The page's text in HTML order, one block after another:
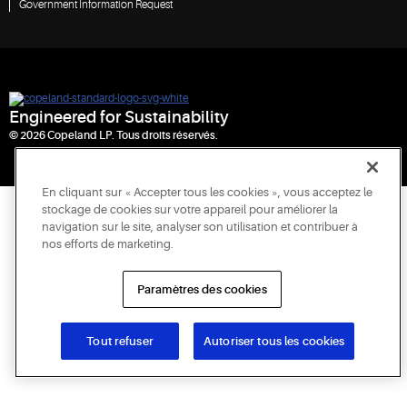
Government Information Request
Engineered for Sustainability
© 2026 Copeland LP. Tous droits réservés.
En cliquant sur « Accepter tous les cookies », vous acceptez le
stockage de cookies sur votre appareil pour améliorer la
navigation sur le site, analyser son utilisation et contribuer à
nos efforts de marketing.
Paramètres des cookies
Tout refuser Autoriser tous les cookies